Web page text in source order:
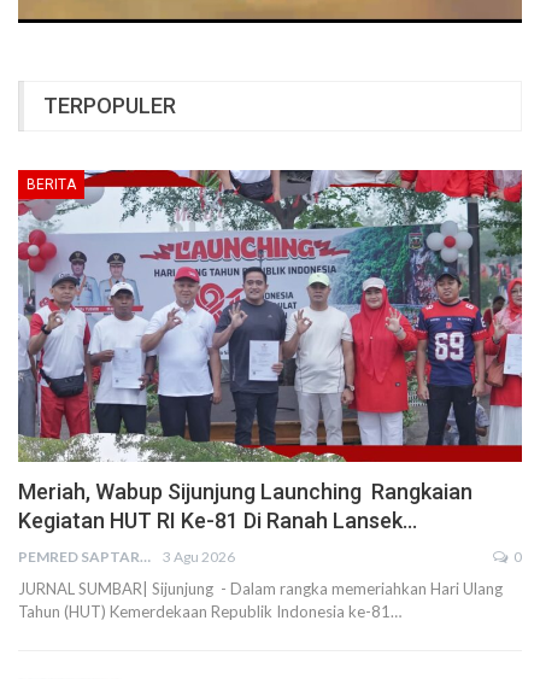
TERPOPULER
BERITA
Meriah, Wabup Sijunjung Launching Rangkaian
Kegiatan HUT RI Ke-81 Di Ranah Lansek…
PEMRED SAPTARIUS 3 Agu 2026 0
JURNAL SUMBAR| Sijunjung - Dalam rangka memeriahkan Hari Ulang
Tahun (HUT) Kemerdekaan Republik Indonesia ke-81…